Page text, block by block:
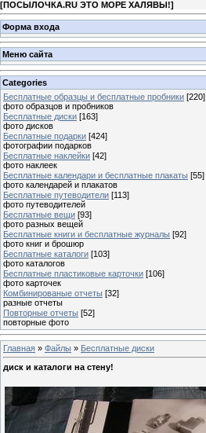
[ПОСЫЛОЧКА.RU ЭТО МОРЕ ХАЛЯВЫ!]
Форма входа
Меню сайта
Categories
Бесплатные образцы и бесплатные пробники [220]
фото образцов и пробников
Бесплатные диски [163]
фото дисков
Бесплатные подарки [424]
фотографии подарков
Бесплатные наклейки [42]
фото наклеек
Бесплатные календари и бесплатные плакаты [55]
фото календарей и плакатов
Бесплатные путеводители [113]
фото путеводителей
Бесплатные вещи [93]
фото разных вещей
Бесплатные книги и бесплатные журналы [92]
фото книг и брошюр
Бесплатные каталоги [103]
фото каталогов
Бесплатные пластиковые карточки [106]
фото карточек
Комбинированые отчеты [32]
разные отчеты
Повторные отчеты [52]
повторные фото
Главная » Файлы » Бесплатные диски
диск и каталоги на стену!